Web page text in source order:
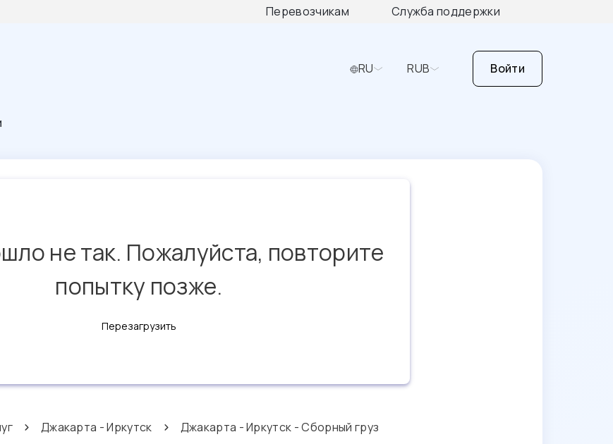
Перевозчикам Служба поддержки
RU RUB Войти
не так. Пожалуйста, повторите
попытку позже.
Перезагрузить
Джакарта - Иркутск Джакарта - Иркутск - Сборный груз